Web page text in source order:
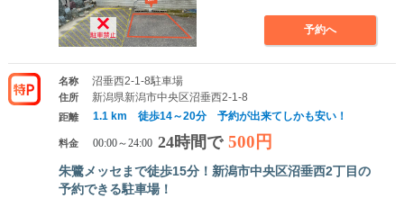
予約へ
名称 沼垂西2-1-8駐車場
住所 新潟県新潟市中央区沼垂西2-1-8
距離 1.1 km 徒歩14～20分 予約が出来てしかも安い！
料金 00:00～24:00 24時間で 500円
朱鷺メッセまで徒歩15分！新潟市中央区沼垂西2丁目の
予約できる駐車場！